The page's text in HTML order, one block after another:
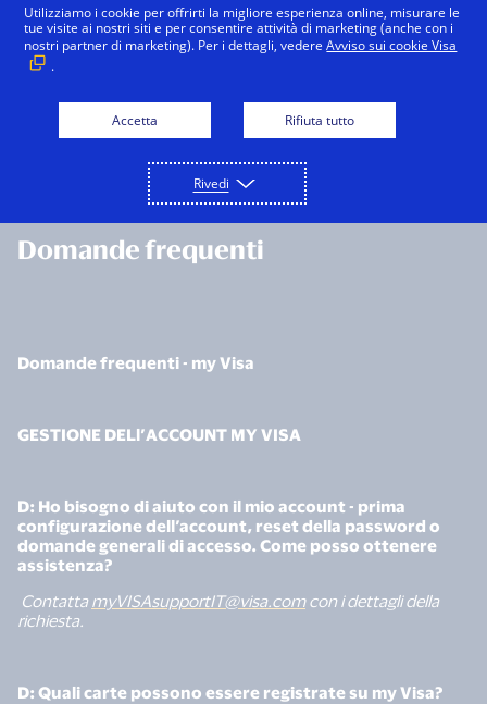
Skip
main
Log in IT
DOMANDE FREQUENTI
Domande frequenti
Domande frequenti - my Visa
GESTIONE DELl’ACCOUNT MY VISA
D: Ho bisogno di aiuto con il mio account - prima
configurazione dell’account, reset della password o
domande generali di accesso. Come posso ottenere
assistenza?
Contatta myVISAsupportIT@visa.comcon i dettagli della
richiesta.
D: Quali carte possono essere registrate su my Visa?
Utilizziamo i cookie per offrirti la migliore esperienza online, misurare le
tue visite ai nostri siti e per consentire attività di marketing (anche con i
nostri partner di marketing). Per i dettagli, vedereAvviso sui cookie Visa
.
Accetta Rifiuta tutto
Rivedi